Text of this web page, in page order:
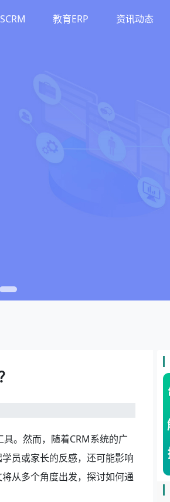
教育ERP 资讯动态
。然而，随着CRM系统的广
员或家长的反感，还可能影响
从多个角度出发，探讨如何通